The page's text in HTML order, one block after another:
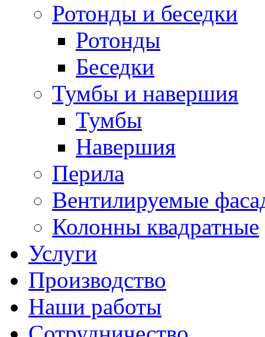
Ротонды и беседки
Ротонды
Беседки
Тумбы и навершия
Тумбы
Навершия
Перила
Вентилируемые
Колонны квадратные
Услуги
Производство
Наши работы